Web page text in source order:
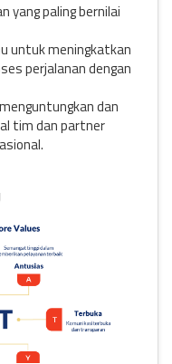
yang paling bernilai
untuk meningkatkan
perjalanan dengan
dan
tim dan partner